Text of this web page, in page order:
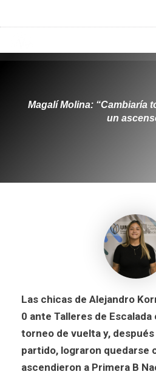
¿QUIÉNES SOMOS?
Magalí Molina: “Cambiaría
un
Las chicas de Alejandro
0 ante Talleres de Escalada
torneo de vuelta y,
partido, lograron quedarse
ascendieron a Primera B